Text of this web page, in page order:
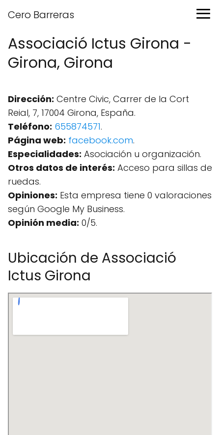
Cero Barreras
Associació Ictus Girona -
Girona, Girona
Dirección: Centre Civic, Carrer de la Cort
Reial, 7, 17004 Girona, España.
Teléfono: 655874571.
Página web: facebook.com.
Especialidades: Asociación u organización.
Otros datos de interés: Acceso para sillas de
ruedas.
Opiniones: Esta empresa tiene 0 valoraciones
según Google My Business.
Opinión media: 0/5.
Ubicación de Associació
Ictus Girona